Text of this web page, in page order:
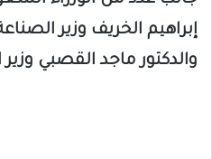
إبراهيم الخريف وزير
والدكتور ماجد القصبي وزير